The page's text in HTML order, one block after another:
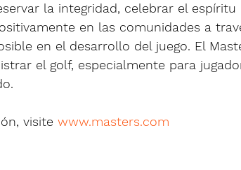
la integridad, celebrar el
en las comunidades a
en el desarrollo del juego. El
el golf, especialmente para
visite www.masters.com